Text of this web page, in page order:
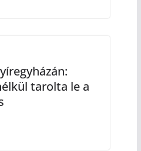
tarolta le a